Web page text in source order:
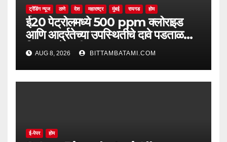
ट्रेंडिंग न्यूज ठाणे देश महाराष्ट्र मुंबई रायगड होम
ई20 पेट्रोलमध्ये 500 ppm क्लोराइड
आणि आर्द्रतेच्या उपस्थितीचे दावे पडताळणीत
सिद्ध झाले नाहीत
AUG 8, 2026 BITTAMBATAMI.COM
ई-पेपर होम